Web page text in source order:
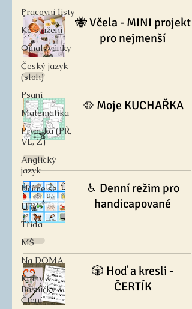
Pracovní listy
Ke stažení
Omalovánky
Český jazyk
(sloh)
Psaní
Matematika
Prvouka (PŘ,
VL, Z)
Anglický
jazyk
Učíme se
HRY
Třída
MŠ
Na DOMA
Knihy &
Básničky &
Čtení
🐝 Včela - MINI projekt
pro nejmenší
🥘 Moje KUCHAŘKA
♿︎ Denní režim pro
handicapované
🎲 Hoď a kresli -
ČERTÍK